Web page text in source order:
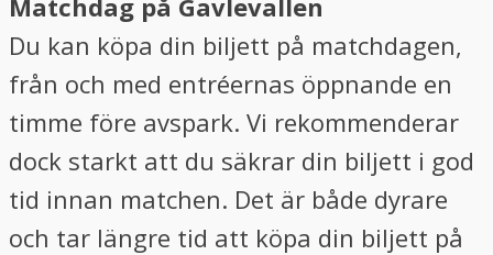
Du kan köpa din biljett på matchdagen,
från och med entréernas öppnande en
timme före avspark. Vi rekommenderar
dock starkt att du säkrar din biljett i god
tid innan matchen. Det är både dyrare
och tar längre tid att köpa din biljett på